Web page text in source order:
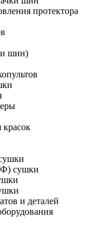
протектора
шин)
сушки
и деталей